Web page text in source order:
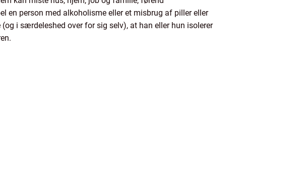
en person med alkoholisme eller et misbrug af piller eller
i særdeleshed over for sig selv), at han eller hun isolerer